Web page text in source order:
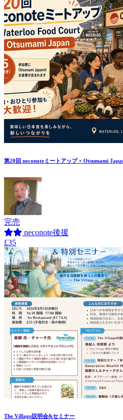
第20回 neconoteミートアップ × Otsumami
完売
neconote後援
£35
The Village説明会&セミナー